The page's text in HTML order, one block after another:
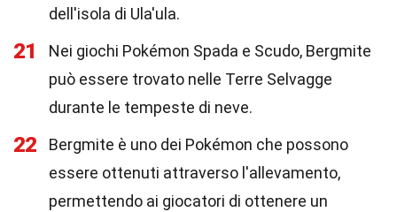
dell'isola di Ula'ula.
21
Nei giochi Pokémon Spada e Scudo, Bergmite
può essere trovato nelle Terre Selvagge
durante le tempeste di neve.
22
Bergmite è uno dei Pokémon che possono
essere ottenuti attraverso l'allevamento,
permettendo ai giocatori di ottenere un